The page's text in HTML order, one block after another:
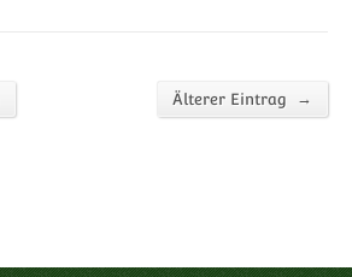
Älterer Eintrag →